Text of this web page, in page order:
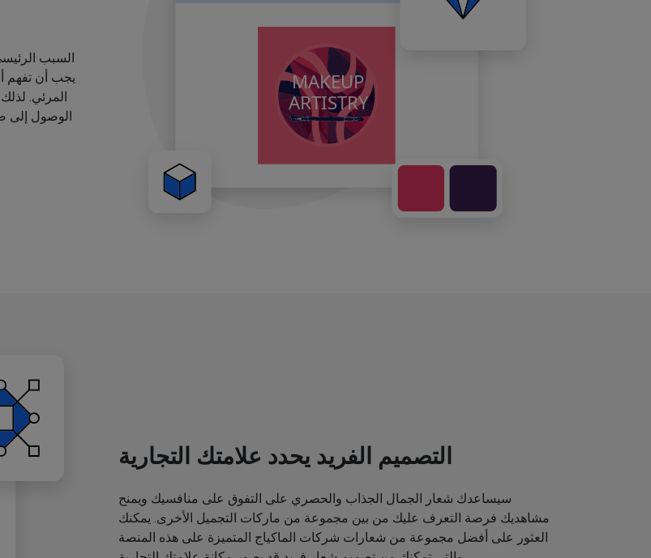
السبب
يجب أن تفهم
المرئي.
الوصول إلى
التصميم الفريد يحدد علامتك التجارية
سيساعدك شعار الجمال الجذاب والحصري على التفوق على منافسيك ويمنح
مشاهديك فرصة التعرف عليك من بين مجموعة من ماركات التجميل الأخرى. يمكنك
العثور على أفضل مجموعة من شعارات شركات الماكياج المتميزة على هذه المنصة